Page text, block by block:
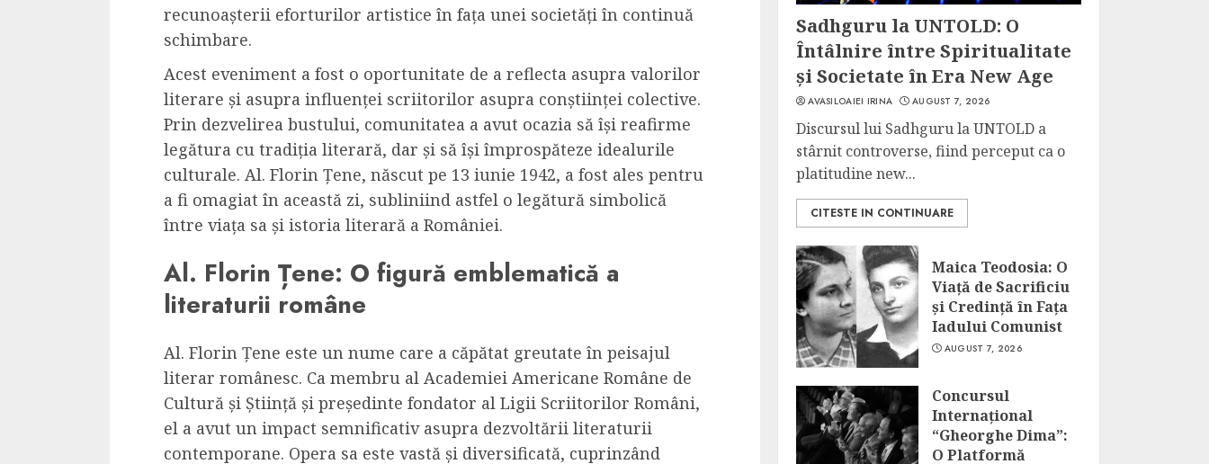
recunoașterii eforturilor artistice în fața unei societăți în continuă
schimbare.
Acest eveniment a fost o oportunitate de a reflecta asupra valorilor
literare și asupra influenței scriitorilor asupra conștiinței colective.
Prin dezvelirea bustului, comunitatea a avut ocazia să își reafirme
legătura cu tradiția literară, dar și să își împrospăteze idealurile
culturale. Al. Florin Țene, născut pe 13 iunie 1942, a fost ales pentru
a fi omagiat în această zi, subliniind astfel o legătură simbolică
între viața sa și istoria literară a României.
Al. Florin Țene: O figură emblematică a
literaturii române
Al. Florin Țene este un nume care a căpătat greutate în peisajul
literar românesc. Ca membru al Academiei Americane Române de
Cultură și Știință și președinte fondator al Ligii Scriitorilor Români,
el a avut un impact semnificativ asupra dezvoltării literaturii
contemporane. Opera sa este vastă și diversificată, cuprinzând
Sadhguru la UNTOLD: O
Întâlnire între Spiritualitate
și Societate în Era New Age
AVASILOAIEI IRINA AUGUST 7, 2026
Discursul lui Sadhguru la UNTOLD a
stârnit controverse, fiind perceput ca o
platitudine new...
CITESTE IN CONTINUARE
Maica Teodosia: O
Viață de Sacrificiu
și Credință în Fața
Iadului Comunist
AUGUST 7, 2026
Concursul
Internațional
“Gheorghe Dima”:
O Platformă